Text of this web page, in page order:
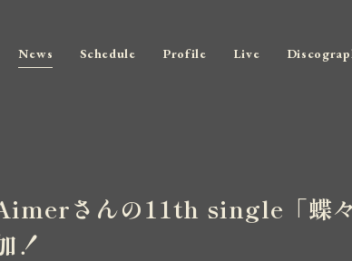
News Schedule Profile Live
さんの11th single「蝶
！